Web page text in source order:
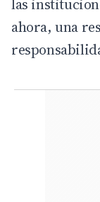
las
ahora, una